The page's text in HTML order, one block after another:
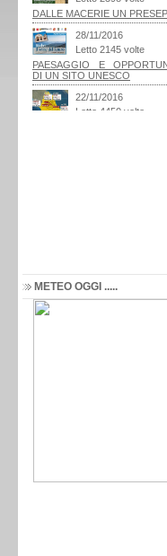
METEO OGGI .....